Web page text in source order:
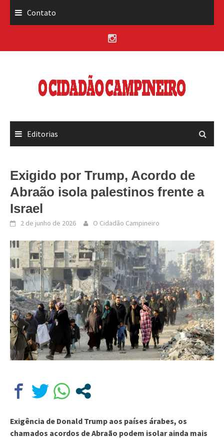
Contato
Editorias
Exigido por Trump, Acordo de
Abraão isola palestinos frente a
Israel
2 de junho de 2026 O Cidadão Campineiro
Exigência de Donald Trump aos países árabes, os
chamados acordos de Abraão podem isolar ainda mais